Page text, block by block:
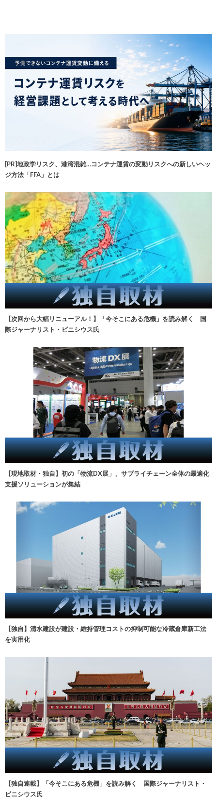
[PR]地政学リスク、港湾混雑…コンテナ運賃の変動リスクへの新しいヘッ
ジ方法「FFA」とは
【次回から大幅リニューアル！】「今そこにある危機」を読み解く 国
際ジャーナリスト・ビニシウス氏
【現地取材・独自】初の「物流DX展」、サプライチェーン全体の最適化
支援ソリューションが集結
【独自】清水建設が建設・維持管理コストの抑制可能な冷蔵倉庫新工法
を実用化
【独自連載】「今そこにある危機」を読み解く 国際ジャーナリスト・
ビニシウス氏